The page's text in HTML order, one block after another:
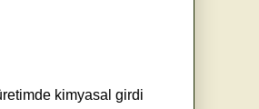
kimyasal girdi